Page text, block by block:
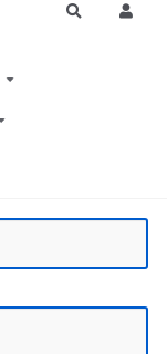
Rechercher